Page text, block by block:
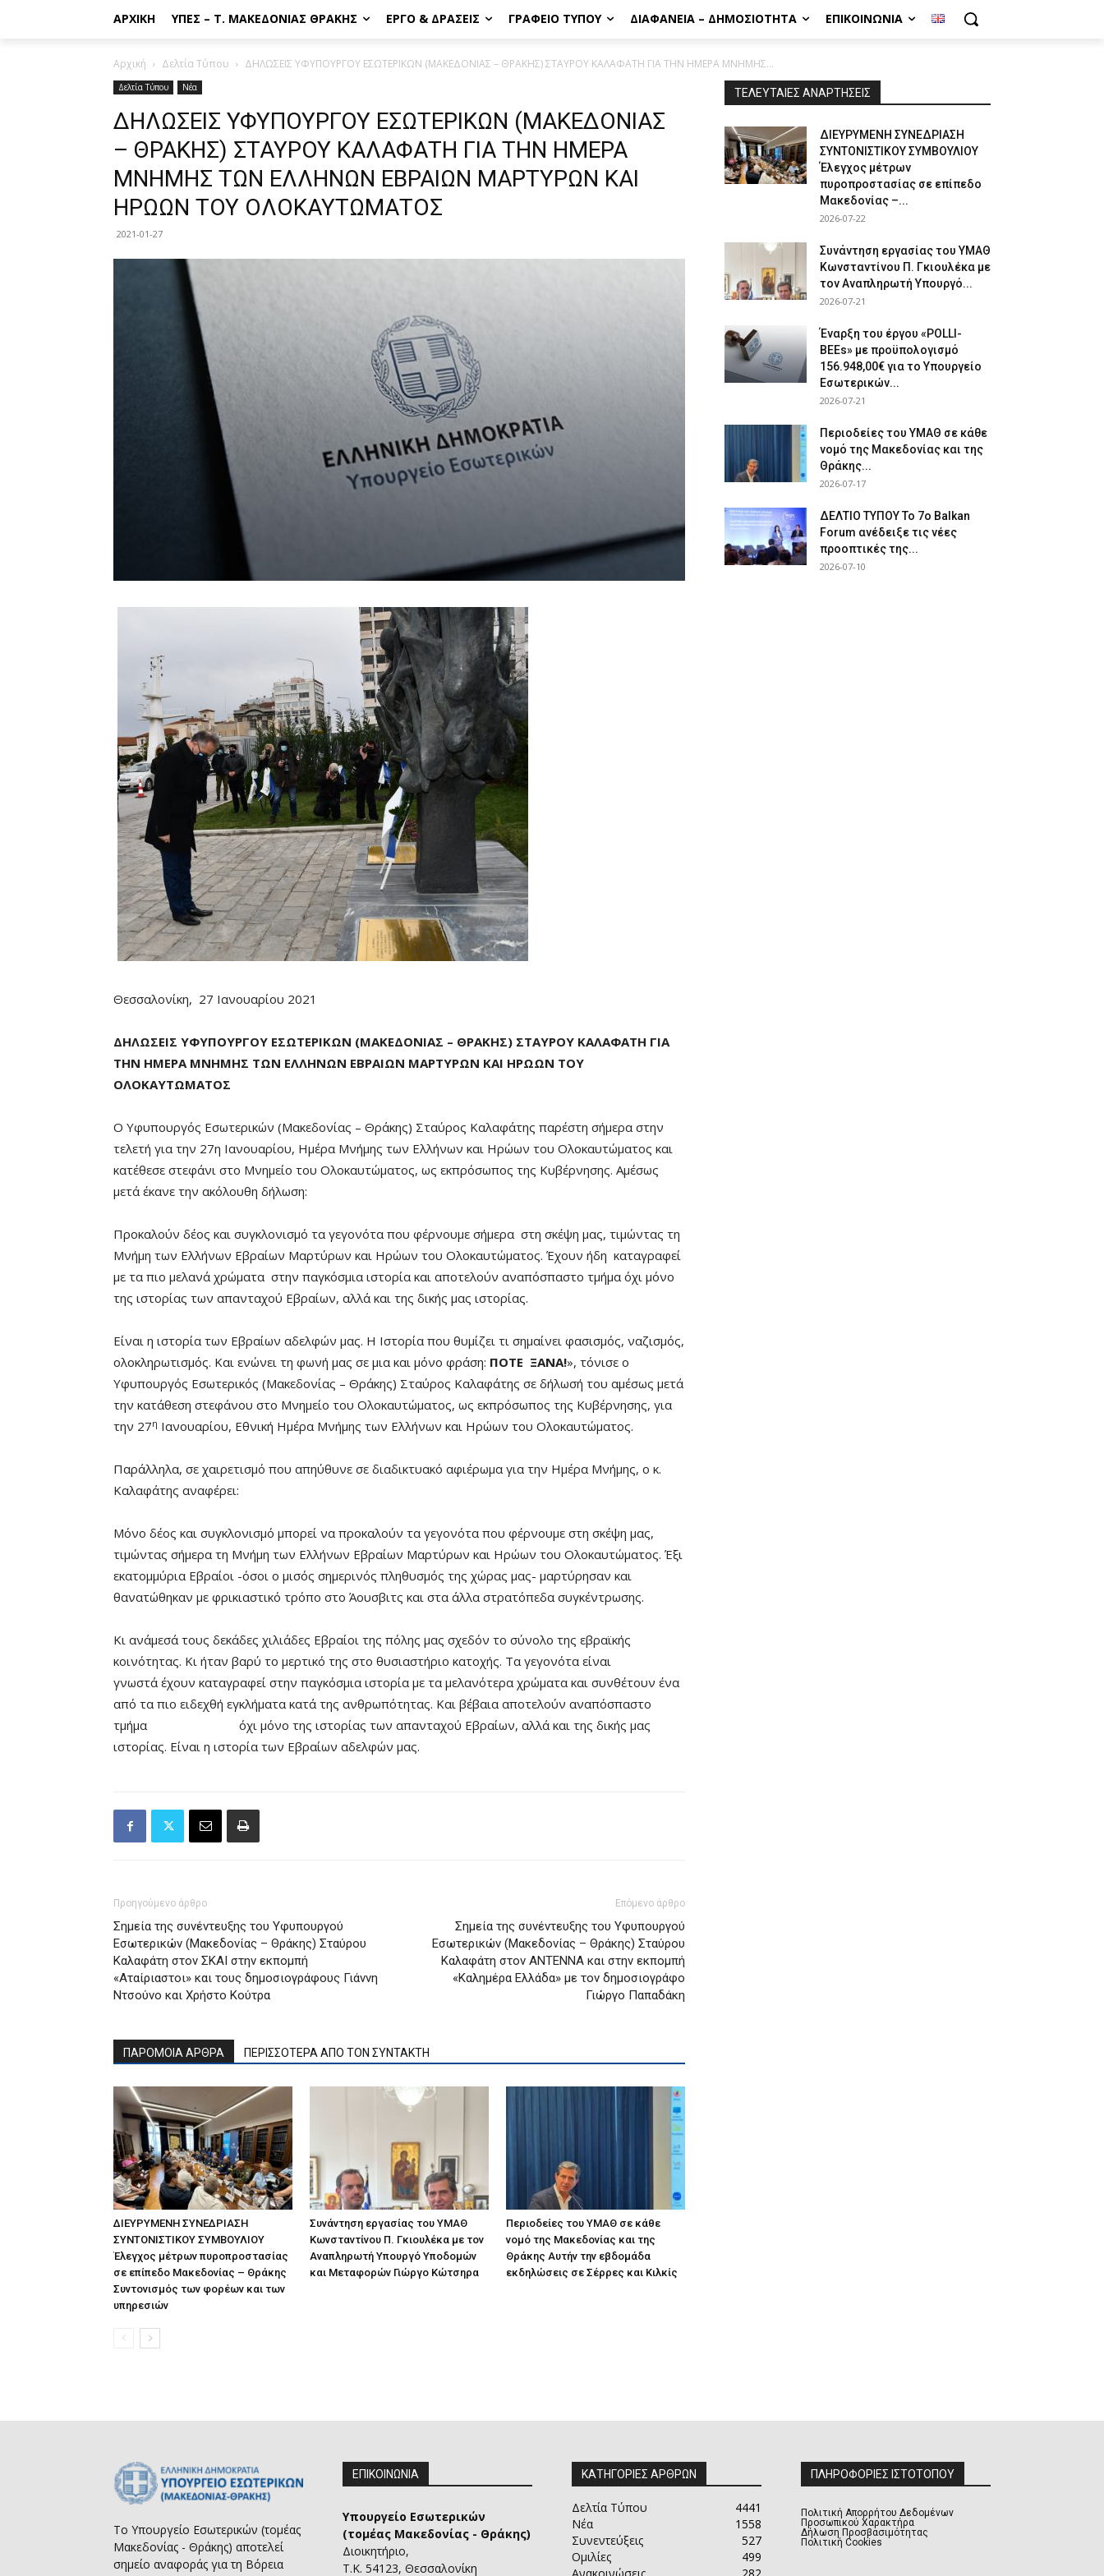
ΑΡΧΙΚΉ ΥΠΕΣ – Τ. ΜΑΚΕΔΟΝΊΑΣ ΘΡΆΚΗΣ ΈΡΓΟ & ΔΡΆΣΕΙΣ ΓΡΑΦΕΊΟ ΤΎΠΟΥ ΔΙΑΦΆΝΕΙΑ – ΔΗΜΟΣΙΌΤΗΤΑ ΕΠΙΚΟΙΝΩΝΊΑ
Αρχική Δελτία Τύπου ΔΗΛΩΣΕΙΣ ΥΦΥΠΟΥΡΓΟΥ ΕΣΩΤΕΡΙΚΩΝ (ΜΑΚΕΔΟΝΙΑΣ – ΘΡΑΚΗΣ) ΣΤΑΥΡΟΥ ΚΑΛΑΦΑΤΗ ΓΙΑ ΤΗΝ ΗΜΕΡΑ ΜΝΗΜΗΣ...
Δελτία Τύπου Νέα
ΔΗΛΩΣΕΙΣ ΥΦΥΠΟΥΡΓΟΥ ΕΣΩΤΕΡΙΚΩΝ (ΜΑΚΕΔΟΝΙΑΣ
– ΘΡΑΚΗΣ) ΣΤΑΥΡΟΥ ΚΑΛΑΦΑΤΗ ΓΙΑ ΤΗΝ ΗΜΕΡΑ
ΜΝΗΜΗΣ ΤΩΝ ΕΛΛΗΝΩΝ ΕΒΡΑΙΩΝ ΜΑΡΤΥΡΩΝ ΚΑΙ
ΗΡΩΩΝ ΤΟΥ ΟΛΟΚΑΥΤΩΜΑΤΟΣ
2021-01-27
Θεσσαλονίκη, 27 Ιανουαρίου 2021
ΔΗΛΩΣΕΙΣ ΥΦΥΠΟΥΡΓΟΥ ΕΣΩΤΕΡΙΚΩΝ (ΜΑΚΕΔΟΝΙΑΣ – ΘΡΑΚΗΣ) ΣΤΑΥΡΟΥ ΚΑΛΑΦΑΤΗ ΓΙΑ
ΤΗΝ ΗΜΕΡΑ ΜΝΗΜΗΣ ΤΩΝ ΕΛΛΗΝΩΝ ΕΒΡΑΙΩΝ ΜΑΡΤΥΡΩΝ ΚΑΙ ΗΡΩΩΝ ΤΟΥ
ΟΛΟΚΑΥΤΩΜΑΤΟΣ
Ο Υφυπουργός Εσωτερικών (Μακεδονίας – Θράκης) Σταύρος Καλαφάτης παρέστη σήμερα στην
τελετή για την 27η Ιανουαρίου, Ημέρα Μνήμης των Ελλήνων και Ηρώων του Ολοκαυτώματος και
κατέθεσε στεφάνι στο Μνημείο του Ολοκαυτώματος, ως εκπρόσωπος της Κυβέρνησης. Αμέσως
μετά έκανε την ακόλουθη δήλωση:
Προκαλούν δέος και συγκλονισμό τα γεγονότα που φέρνουμε σήμερα στη σκέψη μας, τιμώντας τη
Μνήμη των Ελλήνων Εβραίων Μαρτύρων και Ηρώων του Ολοκαυτώματος. Έχουν ήδη καταγραφεί
με τα πιο μελανά χρώματα στην παγκόσμια ιστορία και αποτελούν αναπόσπαστο τμήμα όχι μόνο
της ιστορίας των απανταχού Εβραίων, αλλά και της δικής μας ιστορίας.
Είναι η ιστορία των Εβραίων αδελφών μας. Η Ιστορία που θυμίζει τι σημαίνει φασισμός, ναζισμός,
ολοκληρωτισμός. Και ενώνει τη φωνή μας σε μια και μόνο φράση: ΠΟΤΕ ΞΑΝΑ!», τόνισε ο
Υφυπουργός Εσωτερικός (Μακεδονίας – Θράκης) Σταύρος Καλαφάτης σε δήλωσή του αμέσως μετά
την κατάθεση στεφάνου στο Μνημείο του Ολοκαυτώματος, ως εκπρόσωπος της Κυβέρνησης, για
την 27η Ιανουαρίου, Εθνική Ημέρα Μνήμης των Ελλήνων και Ηρώων του Ολοκαυτώματος.
Παράλληλα, σε χαιρετισμό που απηύθυνε σε διαδικτυακό αφιέρωμα για την Ημέρα Μνήμης, ο κ.
Καλαφάτης αναφέρει:
Μόνο δέος και συγκλονισμό μπορεί να προκαλούν τα γεγονότα που φέρνουμε στη σκέψη μας,
τιμώντας σήμερα τη Μνήμη των Ελλήνων Εβραίων Μαρτύρων και Ηρώων του Ολοκαυτώματος. Έξι
εκατομμύρια Εβραίοι -όσοι ο μισός σημερινός πληθυσμός της χώρας μας- μαρτύρησαν και
θανατώθηκαν με φρικιαστικό τρόπο στο Άουσβιτς και στα άλλα στρατόπεδα συγκέντρωσης.
Κι ανάμεσά τους δεκάδες χιλιάδες Εβραίοι της πόλης μας σχεδόν το σύνολο της εβραϊκής
κοινότητας. Κι ήταν βαρύ το μερτικό της στο θυσιαστήριο κατοχής. Τα γεγονότα είναι
γνωστά έχουν καταγραφεί στην παγκόσμια ιστορία με τα μελανότερα χρώματα και συνθέτουν ένα
από τα πιο ειδεχθή εγκλήματα κατά της ανθρωπότητας. Και βέβαια αποτελούν αναπόσπαστο
τμήμα όχι μόνο της ιστορίας των απανταχού Εβραίων, αλλά και της δικής μας
ιστορίας. Είναι η ιστορία των Εβραίων αδελφών μας.
Προηγούμενο άρθρο
Σημεία της συνέντευξης του Υφυπουργού
Εσωτερικών (Μακεδονίας – Θράκης) Σταύρου
Καλαφάτη στον ΣΚΑΙ στην εκπομπή
«Αταίριαστοι» και τους δημοσιογράφους Γιάννη
Ντσούνο και Χρήστο Κούτρα
Επόμενο άρθρο
Σημεία της συνέντευξης του Υφυπουργού
Εσωτερικών (Μακεδονίας – Θράκης) Σταύρου
Καλαφάτη στον ΑΝΤΕΝΝΑ και στην εκπομπή
«Καλημέρα Ελλάδα» με τον δημοσιογράφο
Γιώργο Παπαδάκη
ΠΑΡΟΜΟΙΑ ΑΡΘΡΑ ΠΕΡΙΣΣΟΤΕΡΑ ΑΠΟ ΤΟΝ ΣΥΝΤΑΚΤΗ
ΔΙΕΥΡΥΜΕΝΗ ΣΥΝΕΔΡΙΑΣΗ
ΣΥΝΤΟΝΙΣΤΙΚΟΥ ΣΥΜΒΟΥΛΙΟΥ
Έλεγχος μέτρων πυροπροστασίας
σε επίπεδο Μακεδονίας – Θράκης
Συντονισμός των φορέων και των
υπηρεσιών
Συνάντηση εργασίας του ΥΜΑΘ
Κωνσταντίνου Π. Γκιουλέκα με τον
Αναπληρωτή Υπουργό Υποδομών
και Μεταφορών Γιώργο Κώτσηρα
Περιοδείες του ΥΜΑΘ σε κάθε
νομό της Μακεδονίας και της
Θράκης Αυτήν την εβδομάδα
εκδηλώσεις σε Σέρρες και Κιλκίς
ΤΕΛΕΥΤΑΙΕΣ ΑΝΑΡΤΗΣΕΙΣ
ΔΙΕΥΡΥΜΕΝΗ ΣΥΝΕΔΡΙΑΣΗ
ΣΥΝΤΟΝΙΣΤΙΚΟΥ ΣΥΜΒΟΥΛΙΟΥ
Έλεγχος μέτρων
πυροπροστασίας σε επίπεδο
Μακεδονίας –...
2026-07-22
Συνάντηση εργασίας του ΥΜΑΘ
Κωνσταντίνου Π. Γκιουλέκα με
τον Αναπληρωτή Υπουργό...
2026-07-21
Έναρξη του έργου «POLLI-
BEEs» με προϋπολογισμό
156.948,00€ για το Υπουργείο
Εσωτερικών...
2026-07-21
Περιοδείες του ΥΜΑΘ σε κάθε
νομό της Μακεδονίας και της
Θράκης...
2026-07-17
ΔΕΛΤΙΟ ΤΥΠΟΥ Το 7ο Balkan
Forum ανέδειξε τις νέες
προοπτικές της...
2026-07-10
Το Υπουργείο Εσωτερικών (τομέας
Μακεδονίας - Θράκης) αποτελεί
σημείο αναφοράς για τη Βόρεια
ΕΠΙΚΟΙΝΩΝΙΑ
Υπουργείο Εσωτερικών
(τομέας Μακεδονίας - Θράκης)
Διοικητήριο,
Τ.Κ. 54123, Θεσσαλονίκη
ΚΑΤΗΓΟΡΙΕΣ ΑΡΘΡΩΝ
Δελτία Τύπου
4441
Νέα
1558
Συνεντεύξεις
527
Ομιλίες
499
ΠΛΗΡΟΦΟΡΙΕΣ ΙΣΤΟΤΟΠΟΥ
Πολιτική Απορρήτου Δεδομένων
Προσωπικού Χαρακτήρα
Δήλωση Προσβασιμότητας
Πολιτική Cookies